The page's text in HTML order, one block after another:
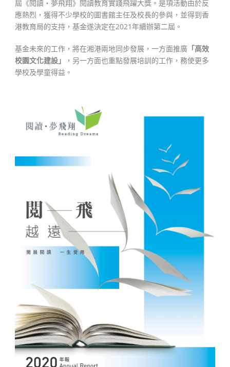
屆《閱讀‧夢飛翔》閱讀教育實踐飛躍大獎。是項活動由於反
應熱烈，獲得不少學校的圖書館主任及校長的參與，並得到香
港教育局的支持，基金遂決定在2021年續辦第二屆。
基金未來的工作，將在湘港兩地同步發展，一方面推廣 「高效
校園文化建設」
，另一方面也重點發展培訓的工作，務使更多
學校及學童得益。